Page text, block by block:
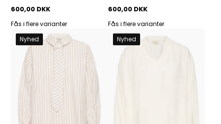
600,00 DKK
Fås i flere varianter
600,00 DKK
Fås i flere varianter
Nyhed
Nyhed